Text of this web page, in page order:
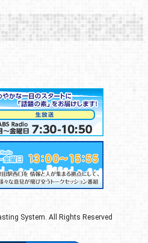
System. All Rights Reserved